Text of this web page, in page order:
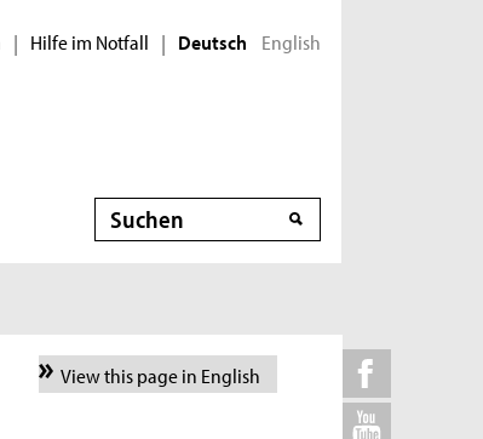
| Hilfe im Notfall | Deutsch English
Suche
View this page in English